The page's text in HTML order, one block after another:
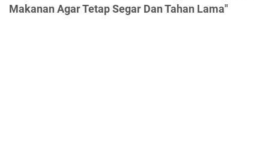
Makanan Agar Tetap Segar Dan Tahan Lama"